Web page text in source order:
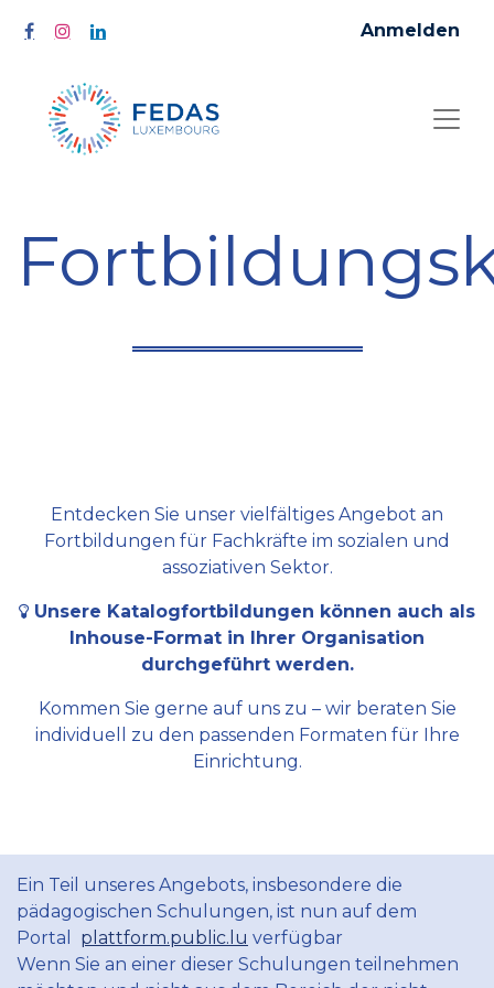
Anmelden
Entdecken Sie unser vielfältiges Angebot an
Fortbildungen für Fachkräfte im sozialen und
assoziativen Sektor.
Unsere Katalogfortbildungen können auch als
Inhouse-Format in Ihrer Organisation
durchgeführt werden.
Kommen Sie gerne auf uns zu – wir beraten Sie
individuell zu den passenden Formaten für Ihre
Einrichtung.
Ein Teil unseres Angebots, insbesondere die
pädagogischen Schulungen, ist nun auf dem
Portal plattform.public.lu verfügbar
Wenn Sie an einer dieser Schulungen teilnehmen